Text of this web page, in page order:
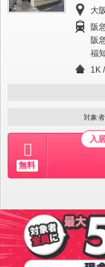
大
阪
阪
福
1K
対象
無料
入